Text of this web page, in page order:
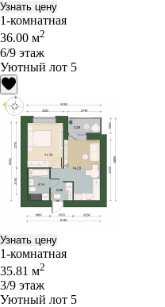
Узнать цену
1-комнатная
36.00 м2
6/9 этаж
Уютный лот 5
Узнать цену
1-комнатная
35.81 м2
3/9 этаж
Уютный лот 5